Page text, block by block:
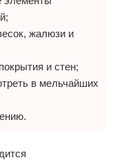
жалюзи и
и стен;
в мельчайших